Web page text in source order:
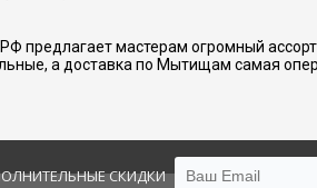
предлагает мастерам огромный
а доставка по Мытищам самая
СКИДКИ